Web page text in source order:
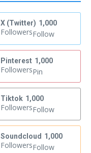
X (Twitter) 1,000
FollowersFollow
Pinterest 1,000
FollowersPin
Tiktok 1,000
FollowersFollow
Soundcloud 1,000
FollowersFollow